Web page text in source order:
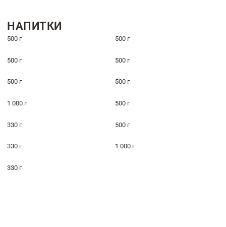
НАПИТКИ
500 г 500 г
500 г 500 г
500 г 500 г
1 000 г 500 г
330 г 500 г
330 г 1 000 г
330 г